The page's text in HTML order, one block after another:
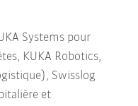
Systems pour
KUKA Robotics,
Swisslog
et